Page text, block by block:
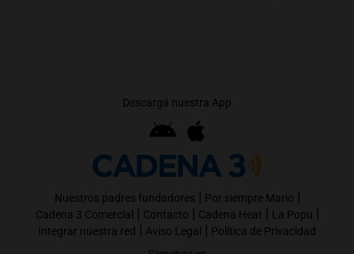
Descargá nuestra App
Nuestros padres fundadores | Por siempre Mario |
Cadena 3 Comercial | Contacto | Cadena Heat | La Popu |
Integrar nuestra red | Aviso Legal | Política de Privacidad